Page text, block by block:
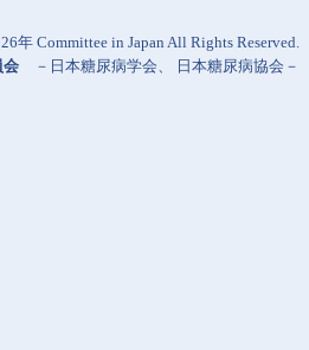
年 Committee in Japan All Rights Reserved.
会 － 日本糖尿病学会、 日本糖尿病協会 －